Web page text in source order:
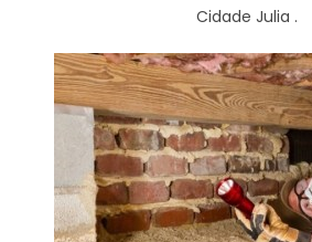
Cidade Julia .